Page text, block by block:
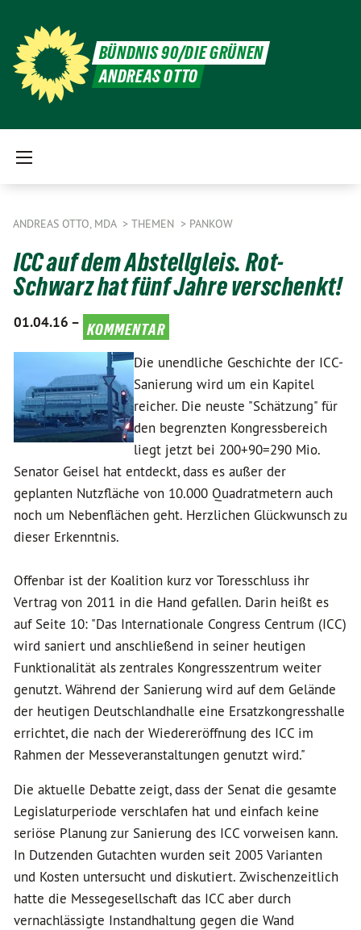
BÜNDNIS 90/DIE GRÜNEN
ANDREAS OTTO
ANDREAS OTTO, MDA THEMEN PANKOW
ICC auf dem Abstellgleis. Rot-
Schwarz hat fünf Jahre verschenkt!
01.04.16 – kommentar
Die unendliche Geschichte der ICC-
Sanierung wird um ein Kapitel
reicher. Die neuste "Schätzung" für
den begrenzten Kongressbereich
liegt jetzt bei 200+90=290 Mio.
Senator Geisel hat entdeckt, dass es außer der
geplanten Nutzfläche von 10.000 Quadratmetern auch
noch um Nebenflächen geht. Herzlichen Glückwunsch zu
dieser Erkenntnis.
Offenbar ist der Koalition kurz vor Toresschluss ihr
Vertrag von 2011 in die Hand gefallen. Darin heißt es
auf Seite 10: "Das Internationale Congress Centrum (ICC)
wird saniert und anschließend in seiner heutigen
Funktionalität als zentrales Kongresszentrum weiter
genutzt. Während der Sanierung wird auf dem Gelände
der heutigen Deutschlandhalle eine Ersatzkongresshalle
errichtet, die nach der Wiedereröffnung des ICC im
Rahmen der Messeveranstaltungen genutzt wird."
Die aktuelle Debatte zeigt, dass der Senat die gesamte
Legislaturperiode verschlafen hat und einfach keine
seriöse Planung zur Sanierung des ICC vorweisen kann.
In Dutzenden Gutachten wurden seit 2005 Varianten
und Kosten untersucht und diskutiert. Zwischenzeitlich
hatte die Messegesellschaft das ICC aber durch
vernachlässigte Instandhaltung gegen die Wand